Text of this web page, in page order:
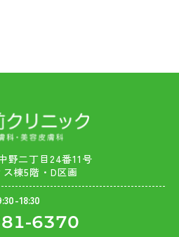
野二丁目24番11号
棟5階・D区画
18:30
6370